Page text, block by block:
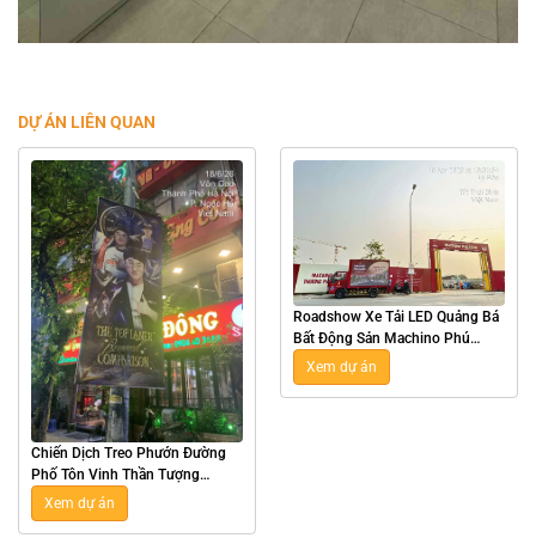
DỰ ÁN LIÊN QUAN
Chiến Dịch Treo Phướn Đường
Phố Tôn Vinh Thần Tượng
Esports Zeus Tại Hà Nội
Xem dự án
Roadshow Xe Tải LED Quảng Bá
Bất Động Sản Machino Phú
Xuân Tại Thái Bình
Xem dự án